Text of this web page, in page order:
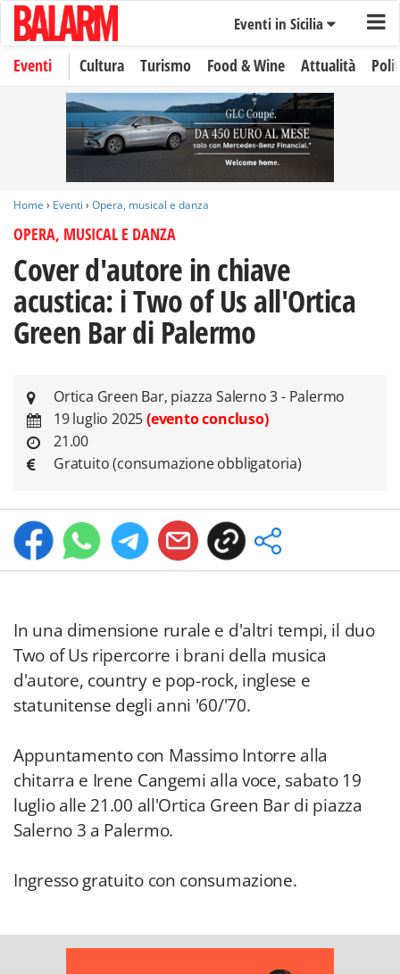
Eventi in Sicilia
Eventi Cultura Turismo Food & Wine Attualità
Home › Eventi › Opera, musical e danza
OPERA, MUSICAL E DANZA
Cover d'autore in chiave
acustica: i Two of Us all'Ortica
Green Bar di Palermo
Ortica Green Bar, piazza Salerno 3 - Palermo
19 luglio 2025(evento concluso)
21.00
Gratuito (consumazione obbligatoria)
In una dimensione rurale e d'altri tempi, il duo
Two of Us ripercorre i brani della musica
d'autore, country e pop-rock, inglese e
statunitense degli anni '60/'70.
Appuntamento con Massimo Intorre alla
chitarra e Irene Cangemi alla voce, sabato 19
luglio alle 21.00 all'Ortica Green Bar di piazza
Salerno 3 a Palermo.
Ingresso gratuito con consumazione.